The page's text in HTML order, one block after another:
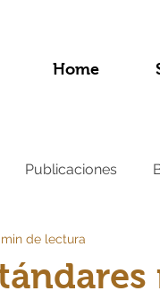
Home
Publicaciones
min de lectura